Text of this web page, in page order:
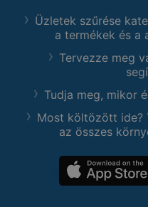
Üzletek szűrése
a termékek és a
Tervezze meg
Tudja meg, mikor
Most költözött ide?
az összes